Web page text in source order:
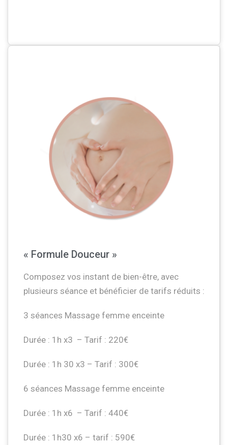
« Formule Douceur »
Composez vos instant de bien-être, avec
plusieurs séance et bénéficier de tarifs réduits :
3 séances Massage femme enceinte
Durée : 1h x3 – Tarif : 220€
Durée : 1h 30 x3 – Tarif : 300€
6 séances Massage femme enceinte
Durée : 1h x6 – Tarif : 440€
Durée : 1h30 x6 – tarif : 590€